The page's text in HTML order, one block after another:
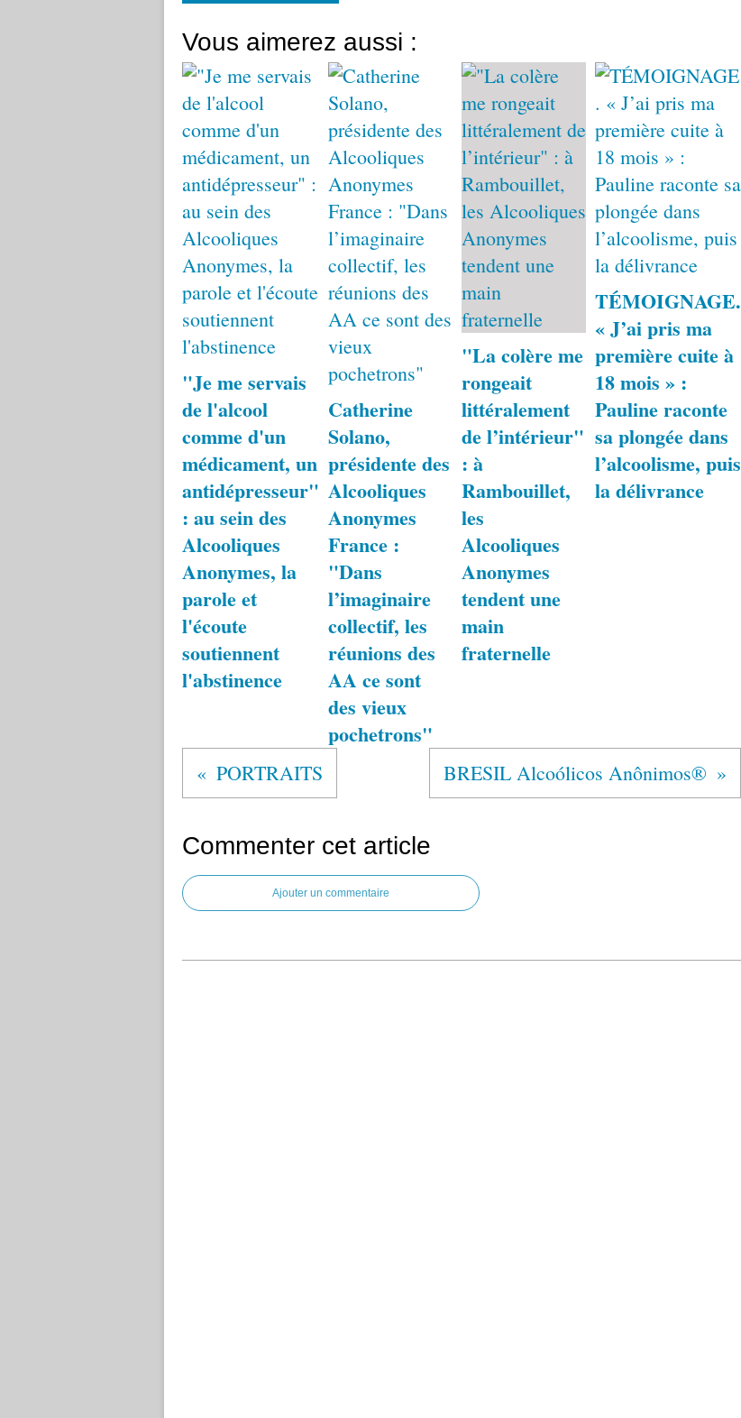
Vous aimerez aussi :
"Je me servais
de l'alcool
comme d'un
médicament, un
antidépresseur"
: au sein des
Alcooliques
Anonymes, la
parole et
l'écoute
soutiennent
l'abstinence
Catherine
Solano,
présidente des
Alcooliques
Anonymes
France :
"Dans
l’imaginaire
collectif, les
réunions des
AA ce sont
des vieux
pochetrons"
"La colère me
rongeait
littéralement
de l’intérieur"
: à
Rambouillet,
les
Alcooliques
Anonymes
tendent une
main
fraternelle
TÉMOIGNAGE.
« J’ai pris ma
première cuite à
18 mois » :
Pauline raconte
sa plongée dans
l’alcoolisme, puis
la délivrance
PORTRAITS BRESIL Alcoólicos Anônimos®
Commenter cet article
Ajouter un commentaire